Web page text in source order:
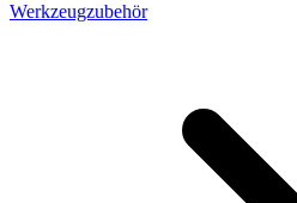
Werkzeugzubehör